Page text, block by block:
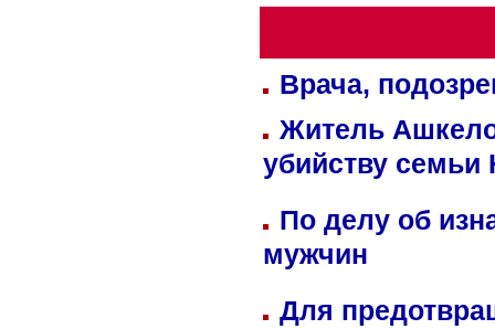
Врача,
Житель
убийству семьи
По делу об
мужчин
Для